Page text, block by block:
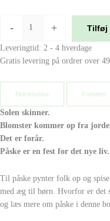
- + Tilføj
Leveringtid: 2 - 4 hverdage
Gratis levering på ordrer over
Beksrivelse Forfatter
Solen skinner.
Blomster kommer op fra
Det er forår.
Påske er en fest for det nye liv.
Til påske pynter folk op og
med æg til børn. Hvorfor er det
og læs mere om påske i denne